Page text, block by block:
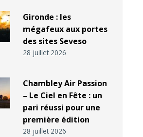
Gironde : les
mégafeux aux portes
des sites Seveso
28 juillet 2026
Chambley Air Passion
– Le Ciel en Fête : un
pari réussi pour une
première édition
28 juillet 2026